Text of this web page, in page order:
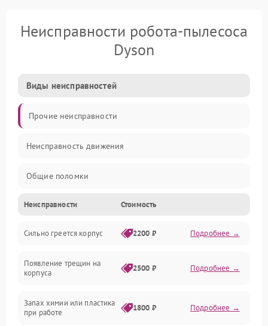
Неисправности робота-пылесоса
Dyson
Виды неисправностей
Прочие неисправности
Неисправность движения
Общие поломки
Неисправность датчиков
Неисправность программного обеспечения
Проблемы с сигналом
Неисправности Стоимость
Сильно греется корпус 2200 ₽ Подробнее →
Появление трещин на
корпуса
2500 ₽ Подробнее →
Запах химии или пластика
при работе
1800 ₽ Подробнее →